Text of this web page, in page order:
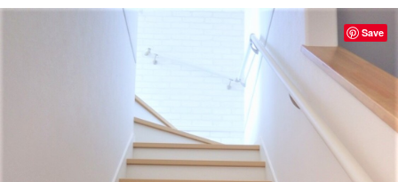
Save